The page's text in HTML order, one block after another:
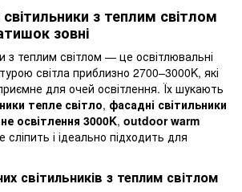
світильники з теплим світлом
зовні
з теплим світлом — це освітлювальні
світла приблизно 2700–3000K, які
для очей освітлення. Їх шукають
тепле світло, фасадні світильники
освітлення 3000K, outdoor warm
сліпить і ідеально підходить для
світильників з теплим світлом